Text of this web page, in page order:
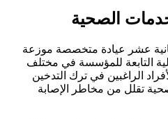
الصحية
عشر عيادة متخصصة موزعة
التابعة للمؤسسة في مختلف
الراغبين في ترك التدخين
تقلل من مخاطر الإصابة